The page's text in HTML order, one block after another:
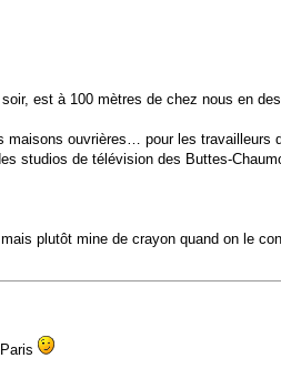
est à 100 mètres de chez nous en
maisons ouvrières… pour les
studios de télévision des Buttes-
plutôt mine de crayon quand on le